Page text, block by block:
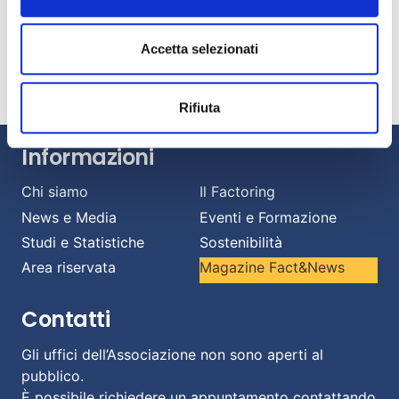
Accetta selezionati
Rifiuta
Luglio 14, 2026
Banche e imprese: una relazione strategica per
Luglio 13, 2026
Informazioni
Chi siamo
Il Factoring
News e Media
Eventi e Formazione
Studi e Statistiche
Sostenibilità
Area riservata
Magazine Fact&News
Contatti
Gli uffici dell’Associazione non sono aperti al
pubblico.